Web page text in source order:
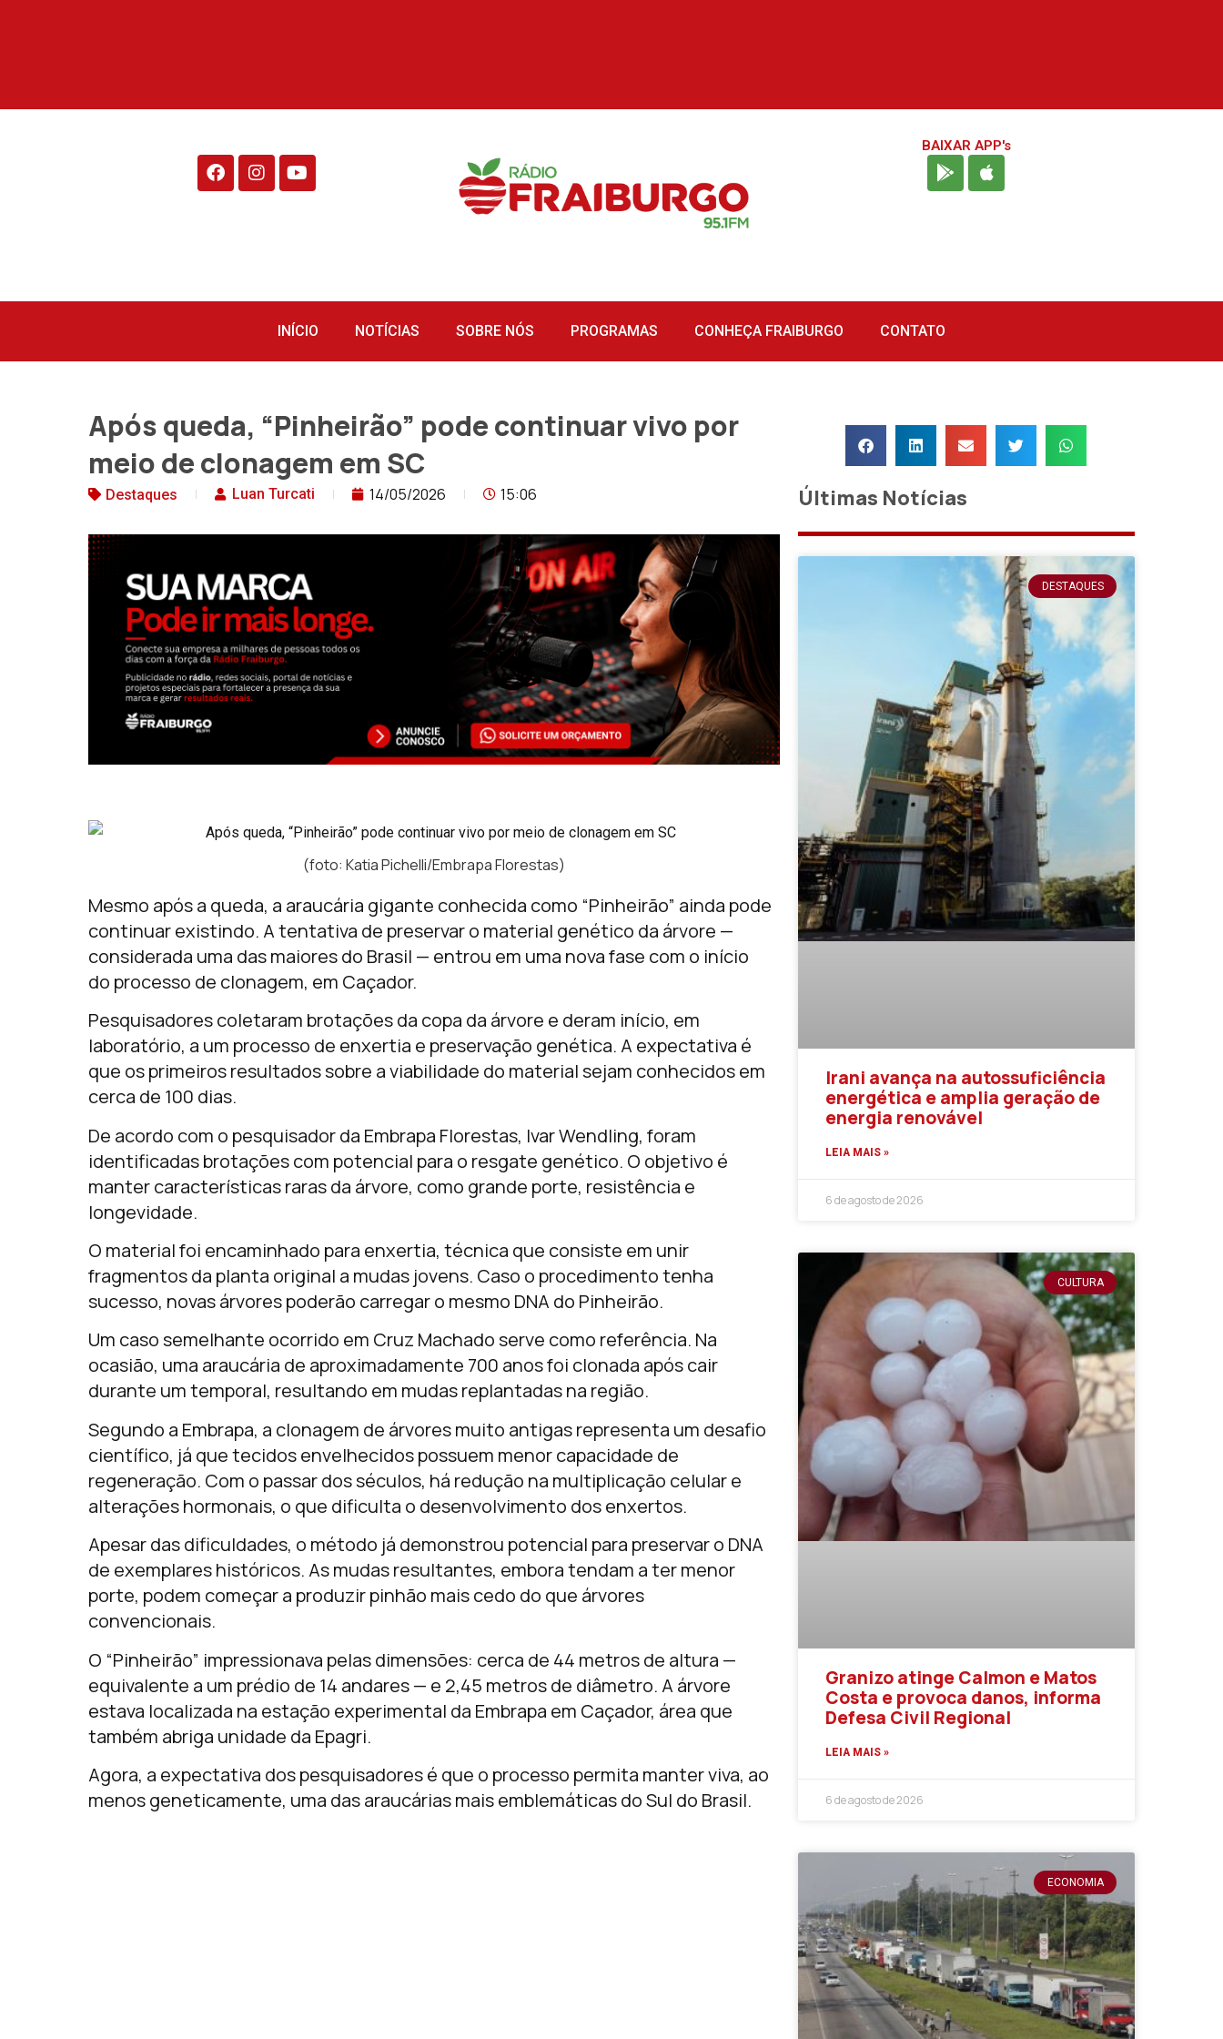
BAIXAR APP's
INÍCIO NOTÍCIAS SOBRE NÓS PROGRAMAS CONHEÇA FRAIBURGO CONTATO
Após queda, “Pinheirão” pode continuar vivo por
meio de clonagem em SC
Destaques Luan Turcati 14/05/2026 15:06
(foto: Katia Pichelli/Embrapa Florestas)
Mesmo após a queda, a araucária gigante conhecida como “Pinheirão” ainda pode
continuar existindo. A tentativa de preservar o material genético da árvore —
considerada uma das maiores do Brasil — entrou em uma nova fase com o início
do processo de clonagem, em Caçador.
Pesquisadores coletaram brotações da copa da árvore e deram início, em
laboratório, a um processo de enxertia e preservação genética. A expectativa é
que os primeiros resultados sobre a viabilidade do material sejam conhecidos em
cerca de 100 dias.
De acordo com o pesquisador da Embrapa Florestas, Ivar Wendling, foram
identificadas brotações com potencial para o resgate genético. O objetivo é
manter características raras da árvore, como grande porte, resistência e
longevidade.
O material foi encaminhado para enxertia, técnica que consiste em unir
fragmentos da planta original a mudas jovens. Caso o procedimento tenha
sucesso, novas árvores poderão carregar o mesmo DNA do Pinheirão.
Um caso semelhante ocorrido em Cruz Machadoserve como referência. Na
ocasião, uma araucária de aproximadamente 700 anos foi clonada após cair
durante um temporal, resultando em mudas replantadas na região.
Segundo a Embrapa, a clonagem de árvores muito antigas representa um desafio
científico, já que tecidos envelhecidos possuem menor capacidade de
regeneração. Com o passar dos séculos, há redução na multiplicação celular e
alterações hormonais, o que dificulta o desenvolvimento dos enxertos.
Apesar das dificuldades, o método já demonstrou potencial para preservar o DNA
de exemplares históricos. As mudas resultantes, embora tendam a ter menor
porte, podem começar a produzir pinhão mais cedo do que árvores
convencionais.
O “Pinheirão” impressionava pelas dimensões: cerca de 44 metros de altura —
equivalente a um prédio de 14 andares — e 2,45 metros de diâmetro. A árvore
estava localizada na estação experimental da Embrapa em Caçador, área que
também abriga unidade da Epagri.
Agora, a expectativa dos pesquisadores é que o processo permita manter viva, ao
menos geneticamente, uma das araucárias mais emblemáticas do Sul do Brasil.
Últimas Notícias
DESTAQUES
Irani avança na autossuficiência
energética e amplia geração de
energia renovável
LEIA MAIS »
6 de agosto de 2026
CULTURA
Granizo atinge Calmon e Matos
Costa e provoca danos, informa
Defesa Civil Regional
LEIA MAIS »
6 de agosto de 2026
ECONOMIA